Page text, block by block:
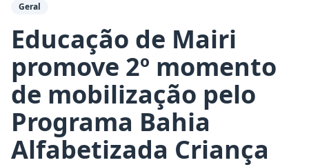
Geral
Educação de Mairi
promove 2º momento
de mobilização pelo
Programa Bahia
Alfabetizada Criança